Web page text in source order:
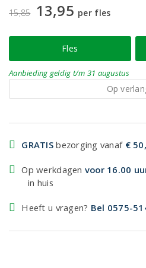
15,85 13,95 per fles
Fles
Aanbieding geldig t/m 31 augustus
Op
GRATIS bezorging vanaf €
Op werkdagen voor 16.00
in huis
Heeft u vragen? Bel 0575-